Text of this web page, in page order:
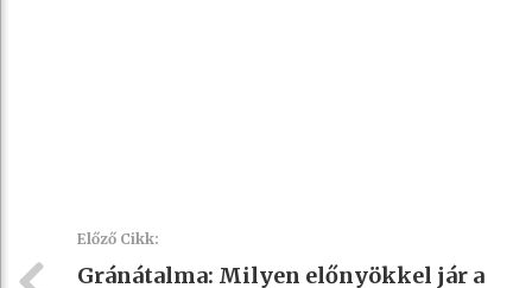
Előző Cikk:
Gránátalma: Milyen előnyökkel jár a